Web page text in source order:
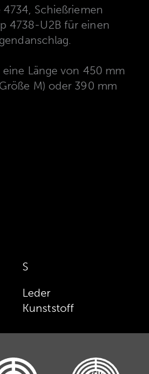
Schießriemen
4738-U2B für einen
Länge von 450 mm
M) oder 390 mm
S
Leder
Kunststoff